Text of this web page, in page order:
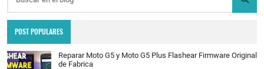
POST POPULARES
Reparar Moto G5 y Moto G5 Plus Flashear Firmware Original
de Fabrica